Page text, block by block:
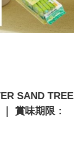
SAND TREE
賞味期限：